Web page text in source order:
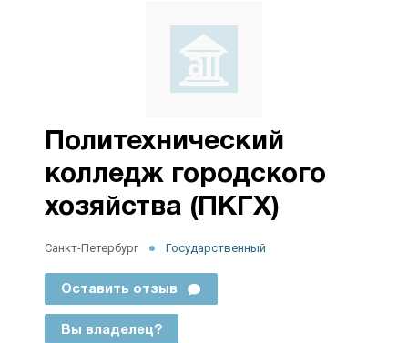
Политехнический
колледж городского
хозяйства (ПКГХ)
Санкт-Петербург Государственный
Оставить отзыв
Вы владелец?